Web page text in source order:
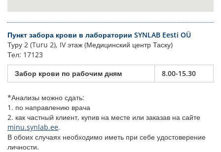
Пункт забора крови в лаборатории SYNLAB Eesti OÜ
Туру 2 (Turu 2), IV этаж (Медицинский центр Таску)
Тел: 17123
Забор крови по рабочим дням
8.00-15.30
*Анализы можно сдать:
1. по направлению врача
2. как частный клиент, купив на месте или заказав на сайте
minu.synlab.ee.
В обоих случаях необходимо иметь при себе удостоверение
личности.